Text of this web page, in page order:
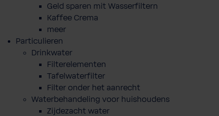
Geld sparen mit Wasserfiltern
Kaffee Crema
meer
Particulieren
Drinkwater
Filterelementen
Tafelwaterfilter
Filter onder het aanrecht
Waterbehandeling voor huishoudens
Zijdezacht water